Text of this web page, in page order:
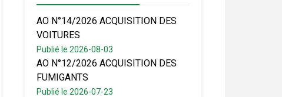
AO N°14/2026 ACQUISITION DES
VOITURES
Publié le 2026-08-03
AO N°12/2026 ACQUISITION DES
FUMIGANTS
Publié le 2026-07-23